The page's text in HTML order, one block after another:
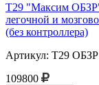
Т29 "Максим
легочной и
(без контроллера)
Артикул: Т29 ОБЗР
109800